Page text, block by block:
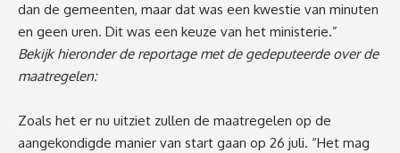
dan de gemeenten, maar dat was een kwestie van minuten
en geen uren. Dit was een keuze van het ministerie.”
Bekijk hieronder de reportage met de gedeputeerde over de
maatregelen:
Zoals het er nu uitziet zullen de maatregelen op de
aangekondigde manier van start gaan op 26 juli. “Het mag